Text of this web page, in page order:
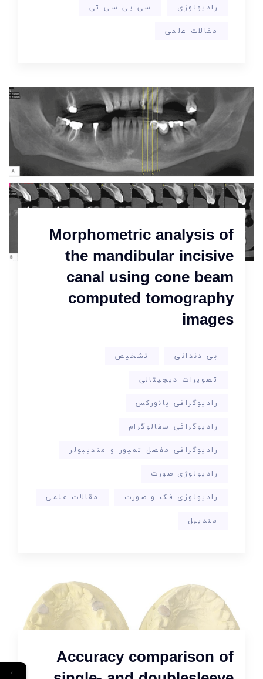
رادیولوژی سی بی سی تی
مقالات علمی
Morphometric analysis of
the mandibular incisive
canal using cone beam
computed tomography
images
بی دندانی تشخیص
تصویرات دیجیتالی
رادیوگرافی پانورکس
رادیوگرافی سفالوگرام
رادیوگرافی مفصل تمپور و مندیبولر
رادیولوژی صورت
رادیولوژی فک و صورت مقالات علمی
مندیبل
Accuracy comparison of
←